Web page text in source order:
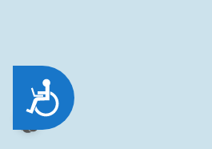
Zug&auml;nglichkeit